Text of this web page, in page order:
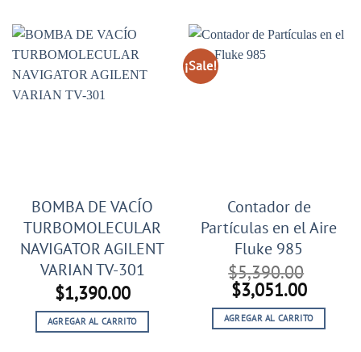
$5,550.00.
BOMBA DE VACÍO
TURBOMOLECULAR
NAVIGATOR AGILENT
VARIAN TV-301
$1,390.00
AGREGAR AL CARRITO
¡Sale!
Contador de
Partículas en el Aire
Fluke 985
$5,390.00
El
precio
original
$3,051.00El
precio
actual
AGREGAR AL CARRITO